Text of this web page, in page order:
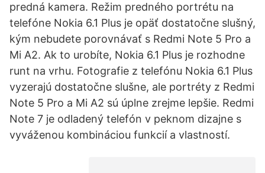
predná kamera. Režim predného portrétu na
telefóne Nokia 6.1 Plus je opäť dostatočne slušný,
kým nebudete porovnávať s Redmi Note 5 Pro a
Mi A2. Ak to urobíte, Nokia 6.1 Plus je rozhodne
runt na vrhu. Fotografie z telefónu Nokia 6.1 Plus
vyzerajú dostatočne slušne, ale portréty z Redmi
Note 5 Pro a Mi A2 sú úplne zrejme lepšie. Redmi
Note 7 je odladený telefón v peknom dizajne s
vyváženou kombináciou funkcií a vlastností.